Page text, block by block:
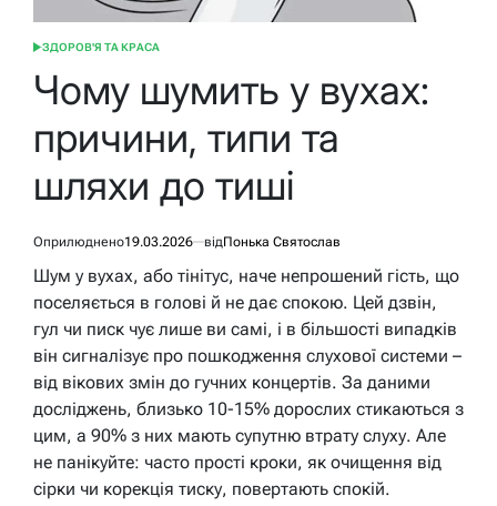
ОПУБЛІКУВАТИ
ЗДОРОВ'Я ТА КРАСА
Чому шумить у вухах:
причини, типи та
шляхи до тиші
Оприлюднено19.03.2026 відПонька Святослав
Шум у вухах, або тінітус, наче непрошений гість, що
поселяється в голові й не дає спокою. Цей дзвін,
гул чи писк чує лише ви самі, і в більшості випадків
він сигналізує про пошкодження слухової системи –
від вікових змін до гучних концертів. За даними
досліджень, близько 10-15% дорослих стикаються з
цим, а 90% з них мають супутню втрату слуху. Але
не панікуйте: часто прості кроки, як очищення від
сірки чи корекція тиску, повертають спокій.